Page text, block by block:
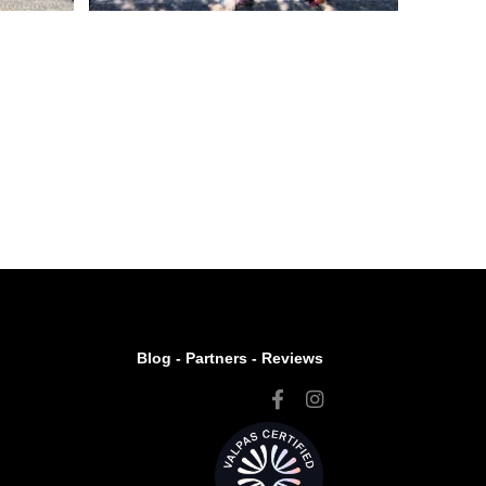
Blog - Partners - Reviews